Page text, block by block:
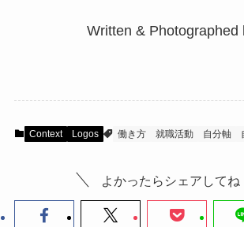
Written &
Context Logos 働き方 就職活動 自分軸
よかったらシェアしてね